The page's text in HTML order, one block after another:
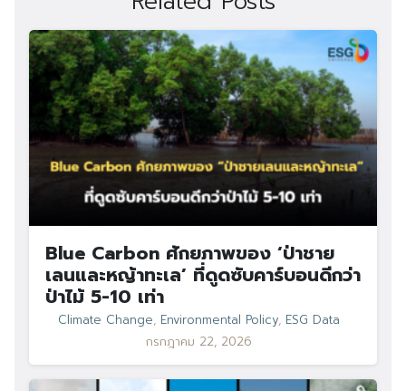
Search
Search
Blue Carbon ศักยภาพของ ‘ป่าชาย
เลนและหญ้าทะเล’ ที่ดูดซับคาร์บอนดีกว่า
ป่าไม้ 5-10 เท่า
Climate Change, Environmental Policy, ESG Data
กรกฎาคม 22, 2026